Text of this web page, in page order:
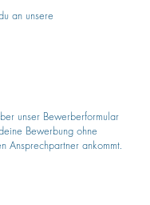
an unsere
unser Bewerberformular
Bewerbung ohne
Ansprechpartner ankommt.